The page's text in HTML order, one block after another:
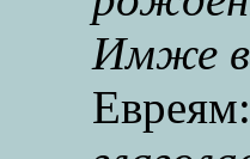
Имже
Евреям: